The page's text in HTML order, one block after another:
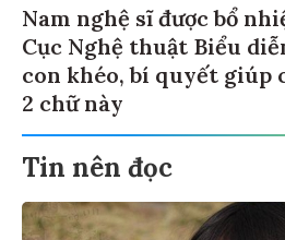
Nam nghệ sĩ được bổ
Cục Nghệ thuật Biểu
con khéo, bí quyết giúp
2 chữ này
Tin nên đọc